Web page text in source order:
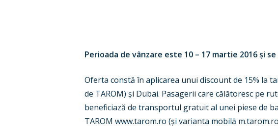
Perioada de vânzare este 10 – 17 martie 2016 și
Oferta constă în aplicarea unui discount de 15% la
de TAROM) și Dubai. Pasagerii care călătoresc pe
beneficiază de transportul gratuit al unei piese de
TAROM www.tarom.ro (și varianta mobilă